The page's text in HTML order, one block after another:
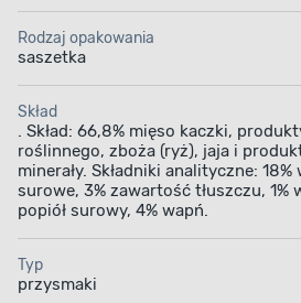
Rodzaj opakowania
saszetka
Skład
. Skład: 66,8% mięso kaczki,
roślinnego, zboża (ryż), jaja i
minerały. Składniki analityczne:
surowe, 3% zawartość tłuszczu, 1%
popiół surowy, 4% wapń.
Typ
przysmaki